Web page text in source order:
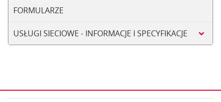
FORMULARZE
USŁUGI SIECIOWE - INFORMACJE I SPECYFIKACJE